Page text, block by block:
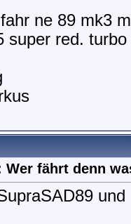
ne 89 mk3
super red.
Wer fährt denn
und